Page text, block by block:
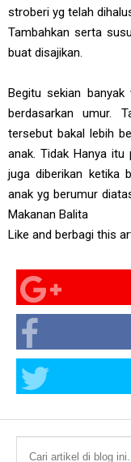
stroberi yg telah
Tambahkan serta
buat disajikan.
Begitu sekian
berdasarkan umur.
tersebut bakal lebih
anak. Tidak Hanya
juga diberikan ketika
anak yg berumur
Makanan Balita
Like and berbagi this